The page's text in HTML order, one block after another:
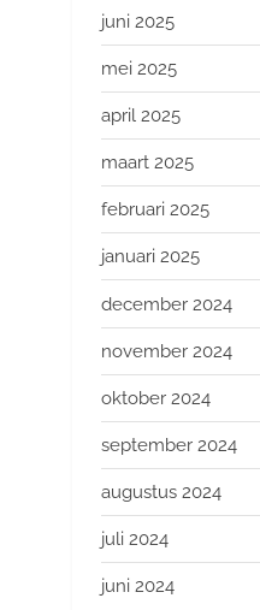
juni 2025
mei 2025
april 2025
maart 2025
februari 2025
januari 2025
december 2024
november 2024
oktober 2024
september 2024
augustus 2024
juli 2024
juni 2024